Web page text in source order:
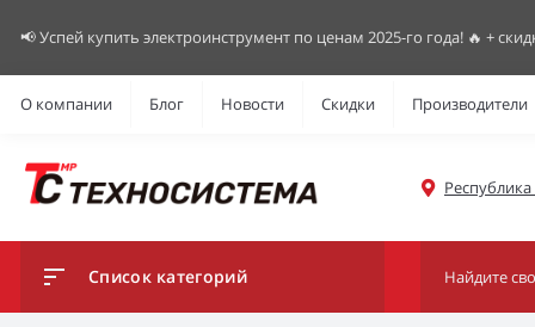
📢 Успей купить электроинструмент по ценам 2025-го года! 🔥 +
О компании Блог Новости Скидки Производители
Республика
Список категорий